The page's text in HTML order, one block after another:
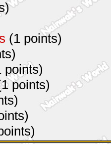
(1 points)
points)
points)